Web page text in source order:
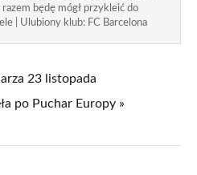
będę mógł przykleić do
| Ulubiony klub: FC Barcelona
23 listopada
po Puchar Europy »